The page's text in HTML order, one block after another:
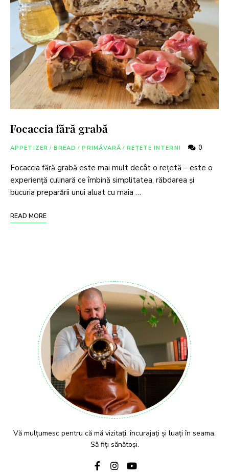
Focaccia fără grabă
APPETIZER / BREAD / PRIMĂVARĂ / REȚETE INTERNI 0
Focaccia fără grabă este mai mult decât o rețetă – este o
experiență culinară ce îmbină simplitatea, răbdarea și
bucuria preparării unui aluat cu maia …
READ MORE
Vă mulțumesc pentru că mă vizitați, încurajați și luați în seama.
Să fiți sănătoși.